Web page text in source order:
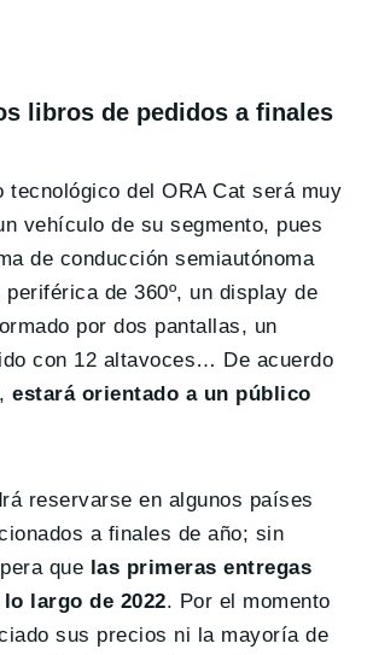
libros de pedidos a finales
tecnológico del ORA Cat será muy
vehículo de su segmento, pues
de conducción semiautónoma
de 360º, un display de
por dos pantallas, un
con 12 altavoces… De acuerdo
estará orientado a un público
reservarse en algunos países
a finales de año; sin
que las primeras entregas
largo de 2022. Por el momento
sus precios ni la mayoría de